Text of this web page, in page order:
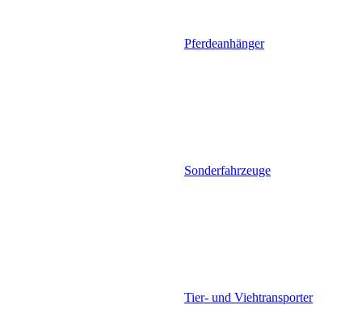
Pferdeanhänger
Sonderfahrzeuge
Tier- und Viehtransporter